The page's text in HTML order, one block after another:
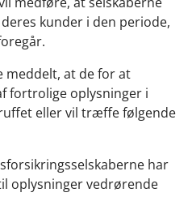
kunder i den periode,
meddelt, at de for at
fortrolige oplysninger i
eller vil træffe følgende
har
oplysninger vedrørende